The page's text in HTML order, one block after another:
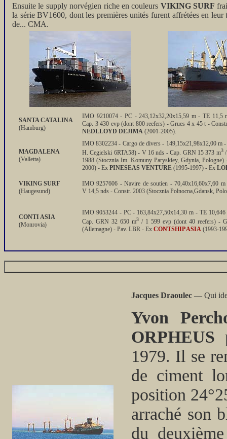
Ensuite le supply norvégien riche en couleurs VIKING SURF
la série BV1600, dont les premières unités furent affrétées en
de... CMA.
SANTA CATALINA
(Hamburg)
IMO 9210074 - PC - 243,12x32,20x15,59 m - TE
Cap. 3 430 evp (dont 800 reefers) - Grues 4 x 45 t -
NEDLLOYD DEJIMA (2001-2005).
MAGDALENA
(Valletta)
IMO 8302234 - Cargo de divers - 149,15x21,98x12,00 m
H. Cegielski 6RTA58) - V 16 nds - Cap. GRN 15 373 m3/
1988 (Stocznia Im. Komuny Paryskiey, Gdynia,
2000) - Ex PINESEAS VENTURE (1995-1997) - Ex
VIKING SURF
(Haugesund)
IMO 9257606 - Navire de soutien - 70,40x16,60x7,60
V 14,5 nds - Constr. 2003 (Stocznia Polnocna,Gdansk,
CONTI ASIA
(Monrovia)
IMO 9053244 - PC - 163,84x27,50x14,30 m - TE
Cap. GRN 32 650 m3 / 1 599 evp (dont 40 reefers) -
(Allemagne) - Pav. LBR - Ex CONTSHIP ASIA (1993-
Jacques Draoulec — Qui
Yvon
ORPHEUS
1979. Il se
de ciment
position
arraché son
du